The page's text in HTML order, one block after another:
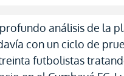
análisis de la
con un ciclo de
futbolistas